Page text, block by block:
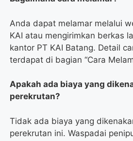
Anda dapat melamar melalui
KAI atau mengirimkan berkas
kantor PT KAI Batang. Detail
terdapat di bagian “Cara
Apakah ada biaya yang
perekrutan?
Tidak ada biaya yang
perekrutan ini. Waspadai